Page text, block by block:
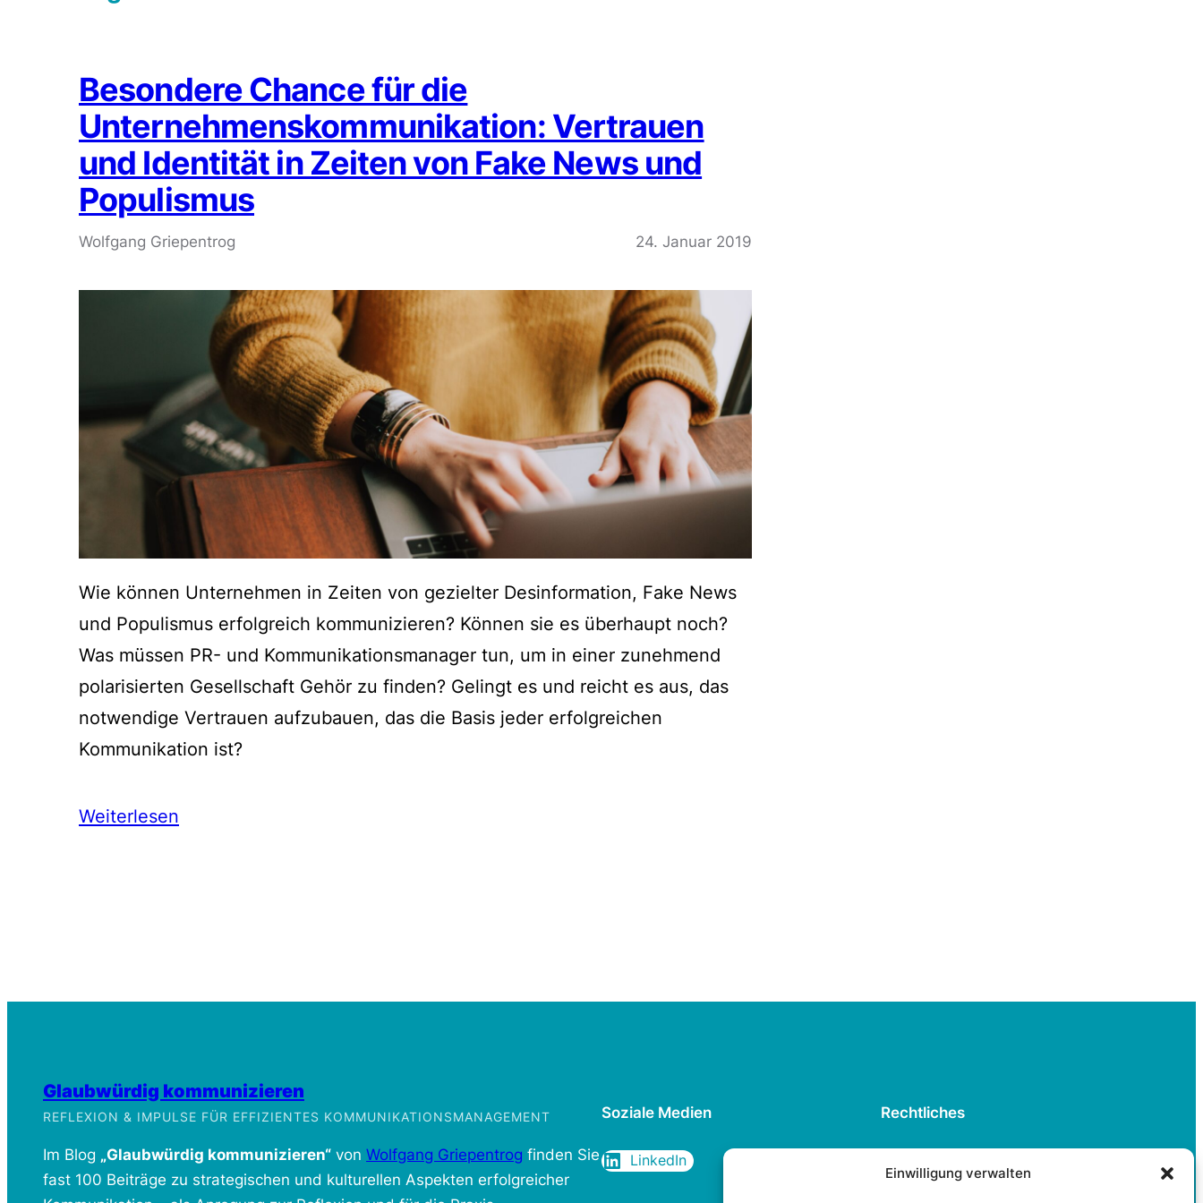
Einwilligung verwalten
Besondere Chance für die
Unternehmenskommunikation: Vertrauen
und Identität in Zeiten von Fake News und
Populismus
Wolfgang Griepentrog 24. Januar 2019
Wie können Unternehmen in Zeiten von gezielter Desinformation, Fake News
und Populismus erfolgreich kommunizieren? Können sie es überhaupt noch?
Was müssen PR- und Kommunikationsmanager tun, um in einer zunehmend
polarisierten Gesellschaft Gehör zu finden? Gelingt es und reicht es aus, das
notwendige Vertrauen aufzubauen, das die Basis jeder erfolgreichen
Kommunikation ist?
Weiterlesen
Glaubwürdig kommunizieren
REFLEXION & IMPULSE FÜR EFFIZIENTES KOMMUNIKATIONSMANAGEMENT
Im Blog „Glaubwürdig kommunizieren“ von Wolfgang Griepentrog finden Sie
fast 100 Beiträge zu strategischen und kulturellen Aspekten erfolgreicher
Soziale Medien
LinkedIn
Rechtliches
Cookie-Richtlinie